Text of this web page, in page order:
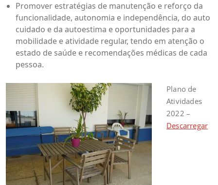
Promover estratégias de manutenção e reforço da
funcionalidade, autonomia e independência, do auto
cuidado e da autoestima e oportunidades para a
mobilidade e atividade regular, tendo em atenção o
estado de saúde e recomendações médicas de cada
pessoa.
Plano de
Atividades
2022 –
Descarregar